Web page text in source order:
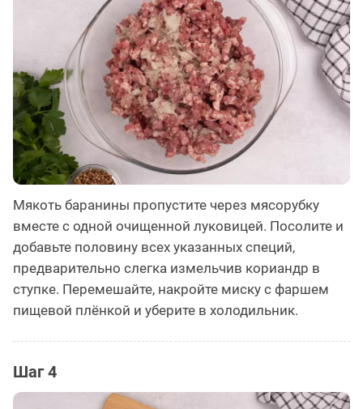
Мякоть баранины пропустите через мясорубку
вместе с одной очищенной луковицей. Посолите и
добавьте половину всех указанных специй,
предварительно слегка измельчив кориандр в
ступке. Перемешайте, накройте миску с фаршем
пищевой плёнкой и уберите в холодильник.
Шаг 4